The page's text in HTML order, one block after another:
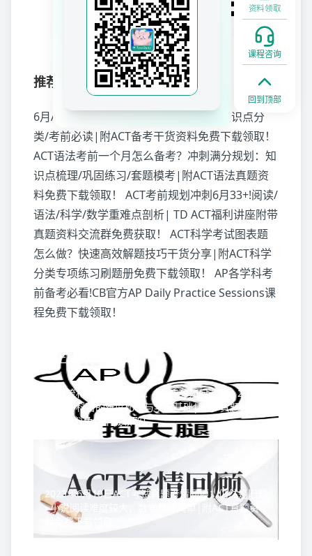
推荐阅读
6月ACT语法冲刺满分资料：考点解析/知识点分
类/考前必读|附ACT备考干货资料免费下载领取！
ACT语法考前一个月怎么备考？冲刺满分规划：知
识点梳理/巩固练习/套题模考|附ACT语法真题资
料免费下载领取！
ACT考前规划冲刺6月33+!阅读/
语法/科学/数学重难点剖析| TD ACT福利讲座附带
真题资料交流群免费获取！
ACT科学考试图表题
怎么做？快速高效解题技巧干货分享|附ACT科学
分类专项练习刷题册免费下载领取！
AP各学科考
前备考必看!CB官方AP Daily Practice Sessions课
程免费下载领取！
上一篇
AP主流科目难度大盘点：想拿5分如何选课？24门
AP常考科目的难度比较与学习基础|附AP真题教等
备考资料免费下载领取！
2023年6月10日ACT考试真题考情回顾：仍然是旧题
~小说阅读难度较大，数学整体简单|附ACT真题资
料免费下载领取！
资料领取
课程咨询
回到顶部